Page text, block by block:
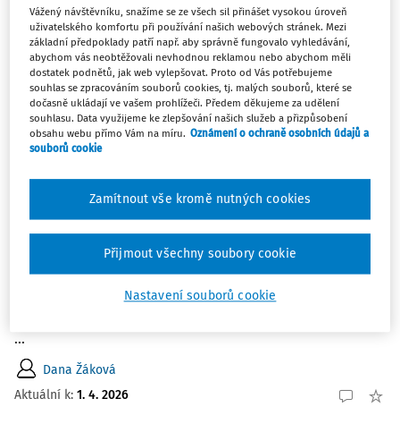
jeho zaměstnance, ale na všechny osoby, které se s jeho
vědomím pohybují na jeho pracovišti, včetně ...
Tým BHP
Vydáno:9. 7. 2026 / 2 minuty čtení
Odborná způsobilost v elektrotechnice u
zaměstnanců úklidu
Jak by mělo vypadat školení „elektro“ pro zaměstnance
úklidu a v jakých případech je potřeba? Právní opora
Povinnost prevence rizik předchází jakémukoli
rozhodnutí o rozsahu zdravotní nebo odborné
...
Dana Žáková
Aktuální k: 1. 4. 2026
Vážený návštěvníku, snažíme se ze všech sil přinášet vysokou úroveň
uživatelského komfortu při používání našich webových stránek. Mezi
základní předpoklady patří např. aby správně fungovalo vyhledávání,
abychom vás neobtěžovali nevhodnou reklamou nebo abychom měli
dostatek podnětů, jak web vylepšovat. Proto od Vás potřebujeme
souhlas se zpracováním souborů cookies, tj. malých souborů, které se
dočasně ukládají ve vašem prohlížeči. Předem děkujeme za udělení
souhlasu. Data využijeme ke zlepšování našich služeb a přizpůsobení
obsahu webu přímo Vám na míru. Oznámení o ochraně osobních údajů a
souborů cookie
Nastavení souborů cookie
Zamítnout vše kromě nutných cookies
Přijmout všechny soubory cookie